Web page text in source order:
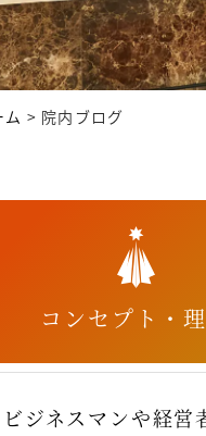
ム > 院内ブログ
コンセプト・
ビジネスマンや経営